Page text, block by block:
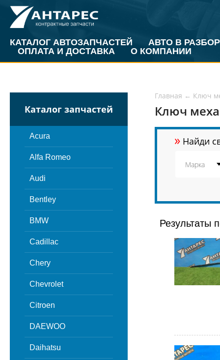
КАТАЛОГ АВТОЗАПЧАСТЕЙ
АВТО В РАЗБОР
ОПЛАТА И ДОСТАВКА
О КОМПАНИИ
Каталог запчастей
Acura
Alfa Romeo
Audi
Bentley
BMW
Cadillac
Chery
Chevrolet
Citroen
DAEWOO
Daihatsu
Главная ← Ключ
Ключ
» Найди
Результаты